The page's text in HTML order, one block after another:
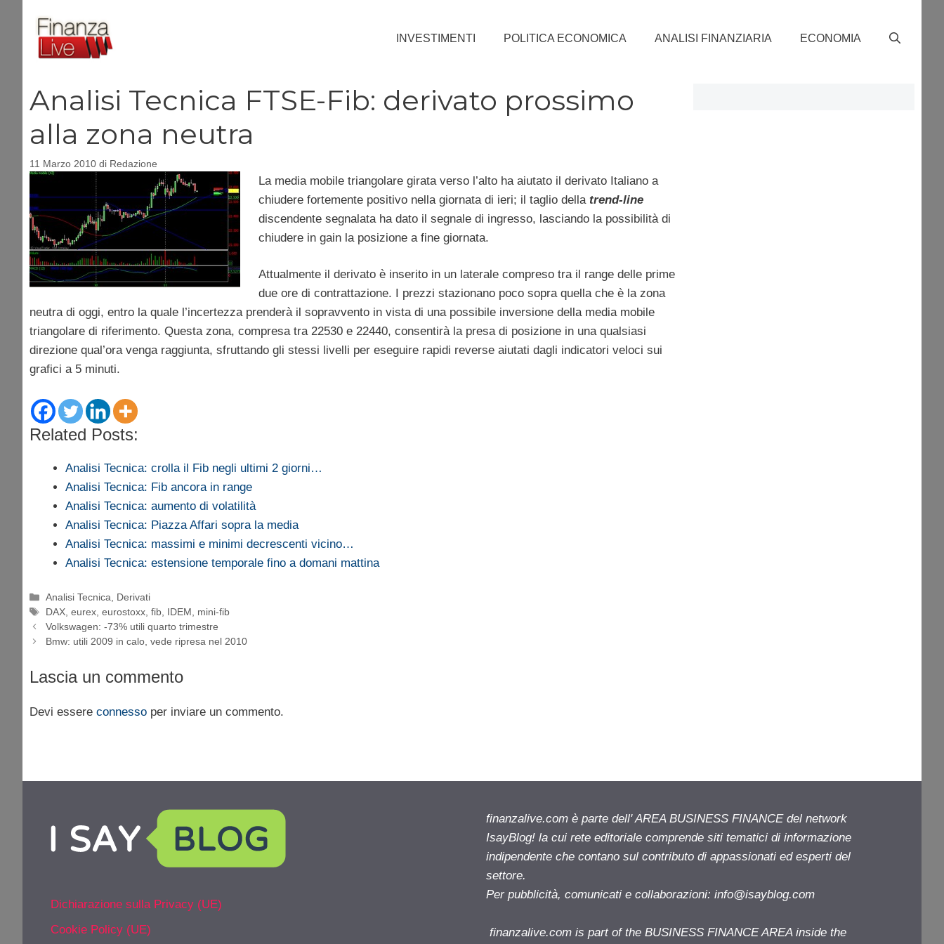
contenuto
INVESTIMENTI POLITICA ECONOMICA ANALISI FINANZIARIA ECONOMIA
Analisi Tecnica FTSE-Fib: derivato prossimo
alla zona neutra
11 Marzo 2010 di Redazione
La media mobile triangolare girata verso l’alto ha aiutato il derivato Italiano a
chiudere fortemente positivo nella giornata di ieri; il taglio della trend-line
discendente segnalata ha dato il segnale di ingresso, lasciando la possibilità di
chiudere in gain la posizione a fine giornata.
Attualmente il derivato è inserito in un laterale compreso tra il range delle prime
due ore di contrattazione. I prezzi stazionano poco sopra quella che è la zona
neutra di oggi, entro la quale l’incertezza prenderà il sopravvento in vista di una possibile inversione della media mobile
triangolare di riferimento. Questa zona, compresa tra 22530 e 22440, consentirà la presa di posizione in una qualsiasi
direzione qual’ora venga raggiunta, sfruttando gli stessi livelli per eseguire rapidi reverse aiutati dagli indicatori veloci sui
grafici a 5 minuti.
Related Posts:
Analisi Tecnica: crolla il Fib negli ultimi 2 giorni…
Analisi Tecnica: Fib ancora in range
Analisi Tecnica: aumento di volatilità
Analisi Tecnica: Piazza Affari sopra la media
Analisi Tecnica: massimi e minimi decrescenti vicino…
Analisi Tecnica: estensione temporale fino a domani mattina
Categorie
Analisi Tecnica
Derivati
Tag
DAX ,eurex ,eurostoxx ,fib IDEM
mini-fib
Volkswagen: -73% utili quarto trimestre
Bmw: utili 2009 in calo, vede ripresa nel 2010
Lascia un commento
Devi essere connesso per inviare un commento.
Dichiarazione sulla Privacy (UE)
Cookie Policy (UE)
finanzalive.com è parte dell' AREA BUSINESS FINANCE del network
IsayBlog! la cui rete editoriale comprende siti tematici di informazione
indipendente che contano sul contributo di appassionati ed esperti del
settore.
Per pubblicità, comunicati e collaborazioni: info@isayblog.com
finanzalive.com is part of the BUSINESS FINANCE AREA inside the